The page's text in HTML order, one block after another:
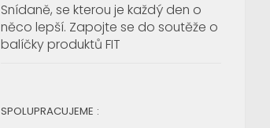
Snídaně, se kterou je každý den o
něco lepší. Zapojte se do soutěže o
balíčky produktů FIT
SPOLUPRACUJEME :